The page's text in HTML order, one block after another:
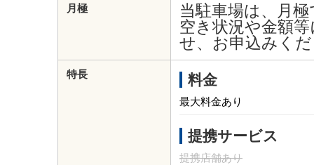
月極
当駐車場は、月
空き状況や金額
せ、お申込みく
特長 料金
最大料金あり
提携サービス
提携店舗あり